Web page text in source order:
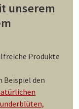
unserem
Produkte
Beispiel den